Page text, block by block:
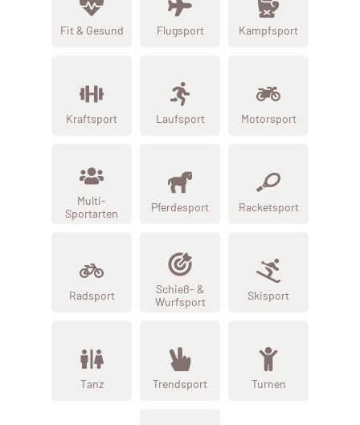
Fit & Gesund Flugsport Kampfsport
Kraftsport Laufsport Motorsport
Multi-
Sportarten
Pferdesport Racketsport
Radsport
Schieß- &
Wurfsport
Skisport
Tanz Trendsport Turnen